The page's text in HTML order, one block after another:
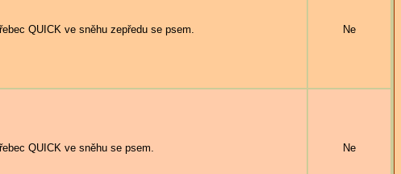
QUICK ve sněhu zepředu se psem. Ne
QUICK ve sněhu se psem. Ne